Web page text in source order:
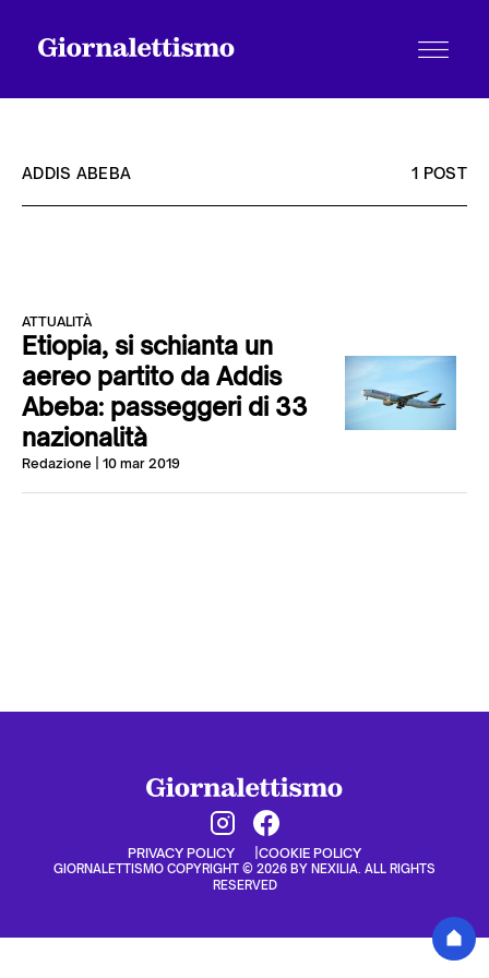
Chi siamo
Contatti
ADDIS ABEBA 1 POST
ATTUALITÀ
Etiopia, si schianta un
aereo partito da Addis
Abeba: passeggeri di 33
nazionalità
Redazione | 10 mar 2019
PRIVACY POLICY COOKIE POLICY
GIORNALETTISMO COPYRIGHT © 2026 BY NEXILIA. ALL RIGHTS
RESERVED